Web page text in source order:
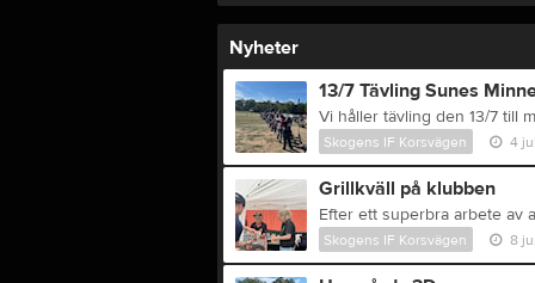
Nyheter
13/7 Tävling Sunes
Vi håller tävling den 13/7 till
Skogens IF Korsvägen 4 jul
Grillkväll på klubben
Skogens IF Korsvägen 8